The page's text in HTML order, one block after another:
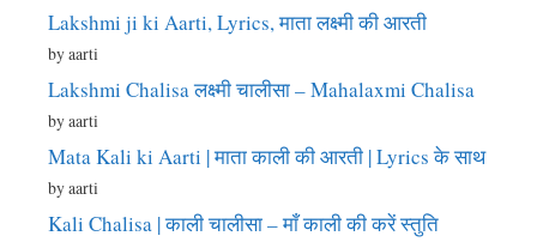
Lakshmi ji ki Aarti, Lyrics, माता लक्ष्मी की आरती
by aarti
Lakshmi Chalisa लक्ष्मी चालीसा – Mahalaxmi Chalisa
by aarti
Mata Kali ki Aarti | माता काली की आरती | Lyrics के साथ
by aarti
Kali Chalisa | काली चालीसा – माँ काली की करें स्तुति